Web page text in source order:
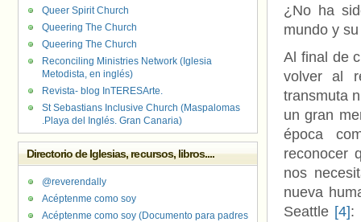
¿No ha
mundo y
Al final de
volver al
transmuta
un gran
época
reconocer
nos
nueva
Seattle [4]:
Queer Spirit Church
Queering The Church
Queering The Church
Reconciling Ministries Network (Iglesia
Metodista, en inglés)
Revista- blog InTERESArte.
St Sebastians Inclusive Church (Maspalomas
.Playa del Inglés. Gran Canaria)
Directorio de Iglesias, recursos, libros....
@reverendally
Acéptenme como soy
Acéptenme como soy (Documento para padres